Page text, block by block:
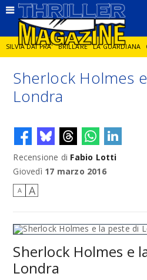
SILVIA DAI PRA' BRILLARE LA GUARDIANA
JORGE DIAZ LA SPIA DELITTO IN CORNICE
Sherlock Holmes
Londra
Recensione di Fabio Lotti
Giovedì 17 marzo 2016
A A
Sherlock Holmes e
Londra